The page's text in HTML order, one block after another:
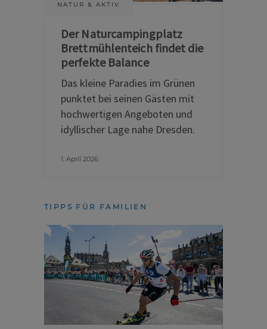
NATUR & AKTIV
Der Naturcampingplatz
Brettmühlenteich findet die
perfekte Balance
Das kleine Paradies im Grünen
punktet bei seinen Gästen mit
hochwertigen Angeboten und
idyllischer Lage nahe Dresden.
1. April 2026
TIPPS FÜR FAMILIEN